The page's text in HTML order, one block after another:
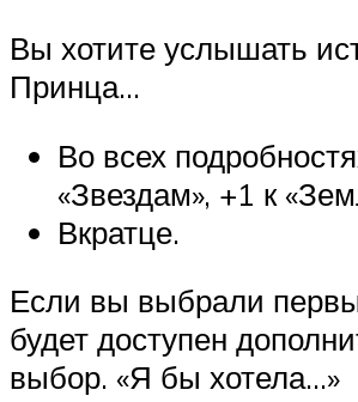
Вы хотите услышать
Принца…
Во всех
«Звездам», +1 к
Вкратце.
Если вы выбрали
будет доступен
выбор. «Я бы хотела…»